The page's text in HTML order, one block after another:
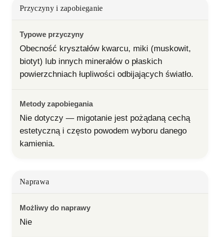
Przyczyny i zapobieganie
Typowe przyczyny
Obecność kryształów kwarcu, miki (muskowit,
biotyt) lub innych minerałów o płaskich
powierzchniach łupliwości odbijających światło.
Metody zapobiegania
Nie dotyczy — migotanie jest pożądaną cechą
estetyczną i często powodem wyboru danego
kamienia.
Naprawa
Możliwy do naprawy
Nie